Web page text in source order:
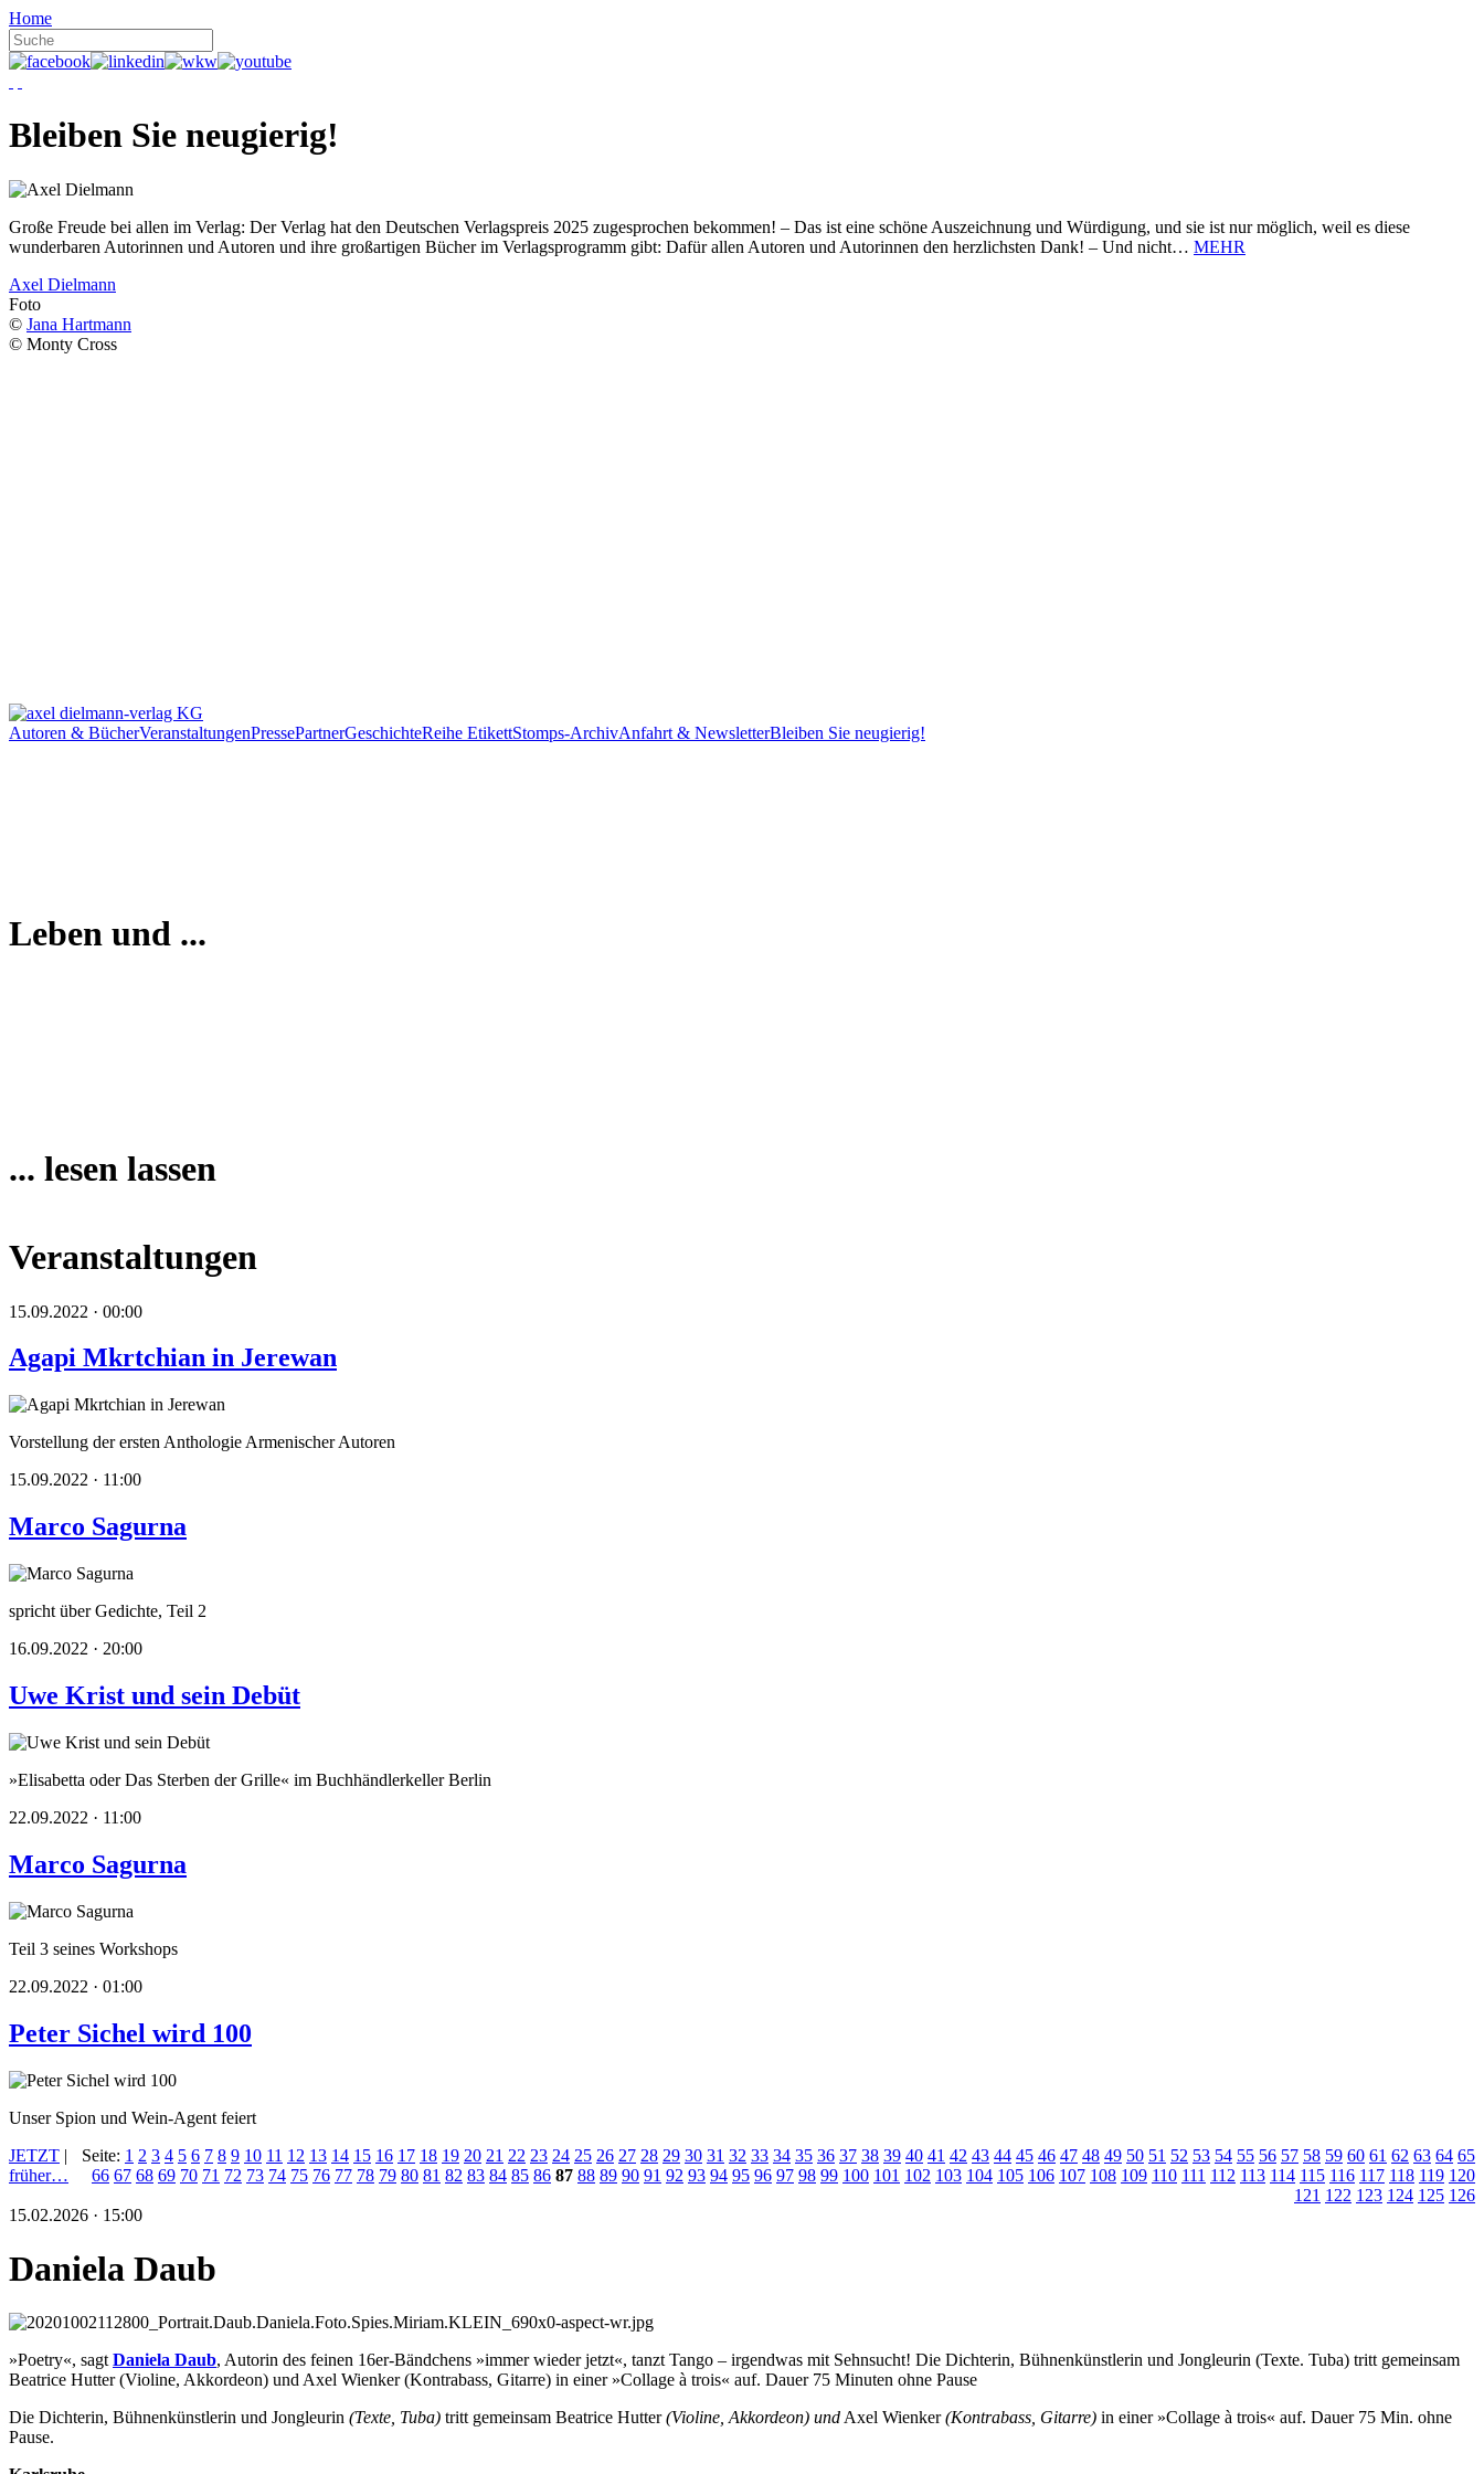
Home
Bleiben Sie neugierig!
Große Freude bei allen im Verlag: Der Verlag hat den Deutschen Verlagspreis 2025 zugesprochen bekommen! – Das ist eine schöne Auszeichnung und Würdigung, und sie ist nur möglich, weil es diese
wunderbaren Autorinnen und Autoren und ihre großartigen Bücher im Verlagsprogramm gibt: Dafür allen Autoren und Autorinnen den herzlichsten Dank! – Und nicht… MEHR
Axel Dielmann
Foto
© Jana Hartmann
© Monty Cross
Autoren & BücherVeranstaltungenPressePartnerGeschichteReihe EtikettStomps-ArchivAnfahrt & NewsletterBleiben Sie neugierig!
Leben und ...
... lesen lassen
Veranstaltungen
15.09.2022 · 00:00
Agapi Mkrtchian in Jerewan
Vorstellung der ersten Anthologie Armenischer Autoren
15.09.2022 · 11:00
Marco Sagurna
spricht über Gedichte, Teil 2
16.09.2022 · 20:00
Uwe Krist und sein Debüt
»Elisabetta oder Das Sterben der Grille« im Buchhändlerkeller Berlin
22.09.2022 · 11:00
Marco Sagurna
Teil 3 seines Workshops
22.09.2022 · 01:00
Peter Sichel wird 100
Unser Spion und Wein-Agent feiert
JETZT |
früher…
Seite: 1 2 3 4 5 6 7 8 9 10 11 12 13 14 15 16 17 18 19 20 21 22 23 24 25 26 27 28 29 30 31 32 33 34 35 36 37 38 39 40 41 42 43 44 45 46 47 48 49 50 51 52 53 54 55 56 57 58 59 60 61 62 63 64 65
66 67 68 69 70 71 72 73 74 75 76 77 78 79 80 81 82 83 84 85 86 87 88 89 90 91 92 93 94 95 96 97 98 99 100 101 102 103 104 105 106 107 108 109 110 111 112 113 114 115 116 117 118 119 120
121 122 123 124 125 126
15.02.2026 · 15:00
Daniela Daub
»Poetry«, sagtDaniela Daub, Autorin des feinen 16er-Bändchens »immer wieder jetzt«, tanzt Tango – irgendwas mit Sehnsucht! Die Dichterin, Bühnenkünstlerin und Jongleurin (Texte. Tuba) tritt gemeinsam
Beatrice Hutter (Violine, Akkordeon) und Axel Wienker (Kontrabass, Gitarre) in einer »Collage à trois« auf. Dauer 75 Minuten ohne Pause
Die Dichterin, Bühnenkünstlerin und Jongleurin (Texte, Tuba) tritt gemeinsam Beatrice Hutter(Violine, Akkordeon) undAxel Wienker(Kontrabass, Gitarre) in einer »Collage à trois« auf. Dauer 75 Min. ohne
Pause.